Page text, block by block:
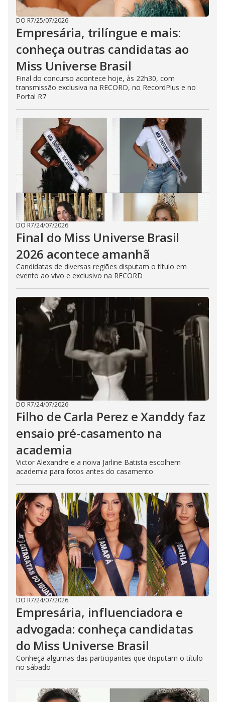
DO R7/25/07/2026
Empresária, trilíngue e mais:
conheça outras candidatas ao
Miss Universe Brasil
Final do concurso acontece hoje, às 22h30, com
transmissão exclusiva na RECORD, no RecordPlus e no
Portal R7
DO R7/24/07/2026
Final do Miss Universe Brasil
2026 acontece amanhã
Candidatas de diversas regiões disputam o título em
evento ao vivo e exclusivo na RECORD
DO R7/24/07/2026
Filho de Carla Perez e Xanddy faz
ensaio pré-casamento na
academia
Victor Alexandre e a noiva Jarline Batista escolhem
academia para fotos antes do casamento
DO R7/24/07/2026
Empresária, influenciadora e
advogada: conheça candidatas
do Miss Universe Brasil
Conheça algumas das participantes que disputam o título
no sábado